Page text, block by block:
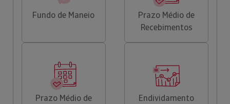
Fundo de Maneio
Prazo Médio de
Recebimentos
Prazo Médio de
Endividamento